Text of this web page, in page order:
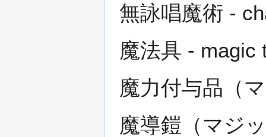
無詠唱魔術 -
魔法具 - magic
魔力付与品（
魔導鎧（マジ